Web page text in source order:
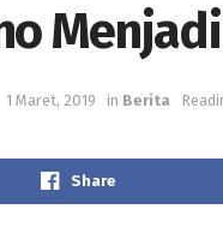
1 Maret, 2019 in Berita
Share